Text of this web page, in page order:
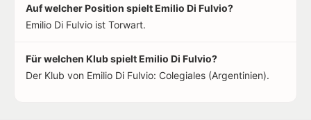
Auf welcher Position spielt Emilio Di Fulvio?
Emilio Di Fulvio ist Torwart.
Für welchen Klub spielt Emilio Di Fulvio?
Der Klub von Emilio Di Fulvio: Colegiales (Argentinien).